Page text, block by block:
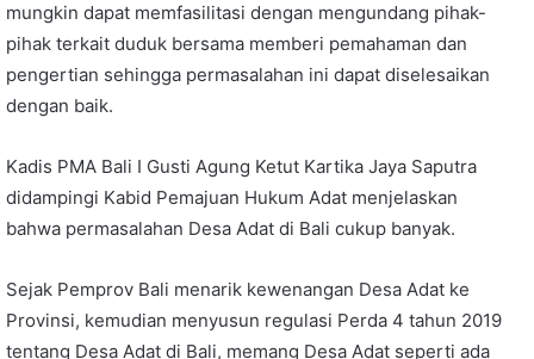
mungkin dapat memfasilitasi dengan mengundang pihak-
pihak terkait duduk bersama memberi pemahaman dan
pengertian sehingga permasalahan ini dapat diselesaikan
dengan baik.
Kadis PMA Bali I Gusti Agung Ketut Kartika Jaya Saputra
didampingi Kabid Pemajuan Hukum Adat menjelaskan
bahwa permasalahan Desa Adat di Bali cukup banyak.
Sejak Pemprov Bali menarik kewenangan Desa Adat ke
Provinsi, kemudian menyusun regulasi Perda 4 tahun 2019
tentang Desa Adat di Bali, memang Desa Adat seperti ada